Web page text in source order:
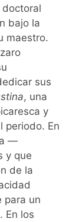
bajo la
maestro.
sus
, una
y
periodo. En
—
y que
de la
para un
En los